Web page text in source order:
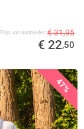
Prijs van aanbieder € 31,95
€ 22,50
47%